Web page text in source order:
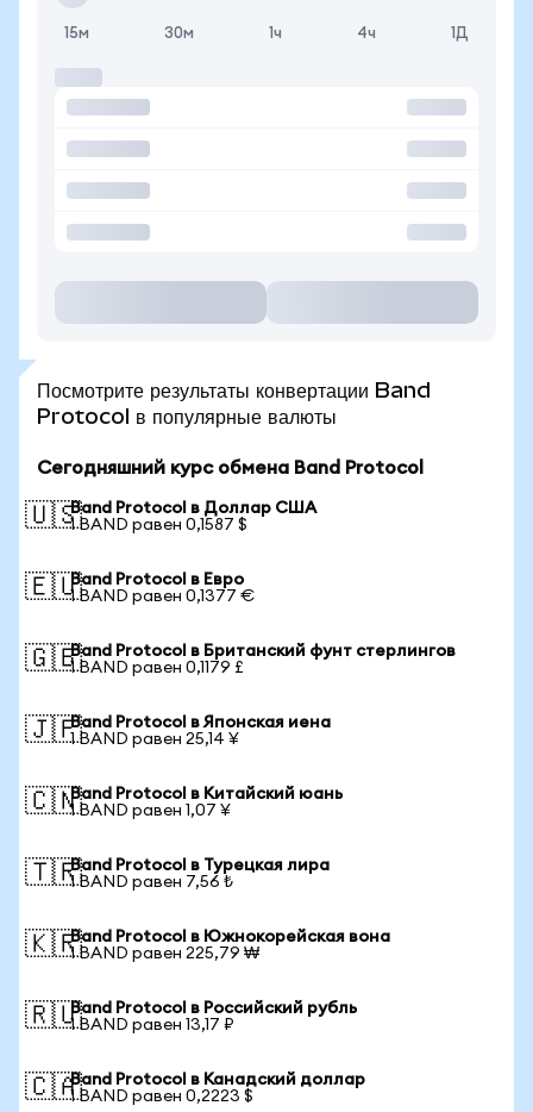
15м 30м 1ч 4ч 1Д
Посмотрите результаты конвертации Band
Protocol в популярные валюты
Сегодняшний курс обмена Band Protocol
🇺🇸Band Protocol в Доллар США
1 BAND равен 0,1587 $
🇪🇺Band Protocol в Евро
1 BAND равен 0,1377 €
🇬🇧Band Protocol в Британский фунт стерлингов
1 BAND равен 0,1179 £
🇯🇵Band Protocol в Японская иена
1 BAND равен 25,14 ¥
🇨🇳Band Protocol в Китайский юань
1 BAND равен 1,07 ¥
🇹🇷Band Protocol в Турецкая лира
1 BAND равен 7,56 ₺
🇰🇷Band Protocol в Южнокорейская вона
1 BAND равен 225,79 ₩
🇷🇺Band Protocol в Российский рубль
1 BAND равен 13,17 ₽
🇨🇦Band Protocol в Канадский доллар
1 BAND равен 0,2223 $